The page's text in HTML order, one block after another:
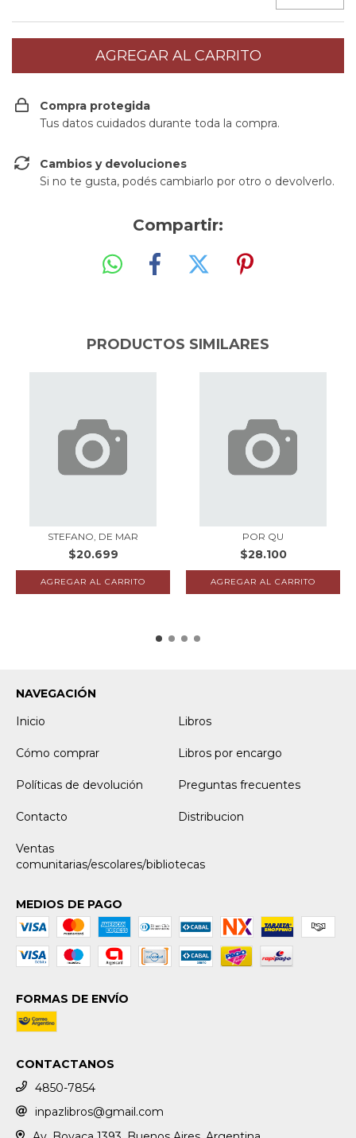
Compra protegida
Tus datos cuidados durante toda la compra.
Cambios y devoluciones
Si no te gusta, podés cambiarlo por otro o devolverlo.
Compartir:
PRODUCTOS SIMILARES
STEFANO, DE MAR
$20.699
POR QU
$28.100
NAVEGACIÓN
Inicio
Libros
Cómo comprar Libros por encargo
Políticas de devolución Preguntas frecuentes
Contacto Distribucion
Ventas
comunitarias/escolares/bibliotecas
MEDIOS DE PAGO
FORMAS DE ENVÍO
CONTACTANOS
4850-7854
inpazlibros@gmail.com